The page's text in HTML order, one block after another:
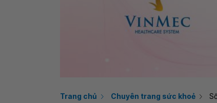
Trang chủ Chuyên trang sức khoẻ